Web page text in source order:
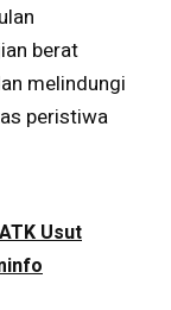
berat
melindungi
peristiwa
Usut